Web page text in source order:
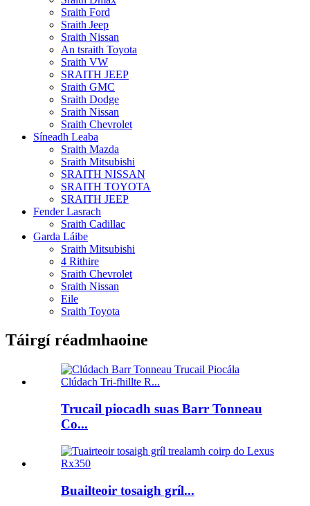
Sraith Ford
Sraith Jeep
Sraith Nissan
An tsraith Toyota
Sraith VW
SRAITH JEEP
Sraith GMC
Sraith Dodge
Sraith Nissan
Sraith Chevrolet
Síneadh Leaba
Sraith Mazda
Sraith Mitsubishi
SRAITH NISSAN
SRAITH TOYOTA
SRAITH JEEP
Fender Lasrach
Sraith Cadillac
Garda Láibe
Sraith Mitsubishi
4 Rithire
Sraith Chevrolet
Sraith Nissan
Eile
Sraith Toyota
Táirgí réadmhaoine
Trucail piocadh suas Barr Tonneau
Co...
Buailteoir tosaigh gríl...